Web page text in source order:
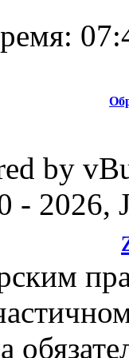
by
2026,